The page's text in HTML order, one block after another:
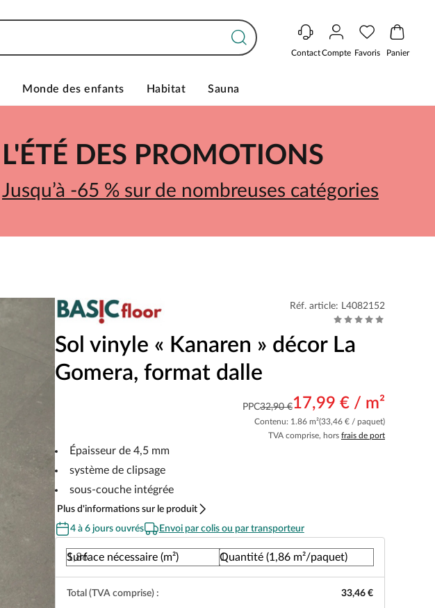
ContactCompte Favoris Panier
Monde des enfants Habitat Sauna
L'ÉTÉ DES PROMOTIONS
Jusqu’à -65 % sur de nombreuses catégories
Réf. article: L4082152
Sol vinyle « Kanaren » décor La
Gomera, format dalle
PPC32,90 €17,99 € / m²
Contenu: 1.86 m²(33,46 € / paquet)
TVA comprise, hors frais de port
Épaisseur de 4,5 mm
système de clipsage
sous-couche intégrée
Plus d'informations sur le produit
4 à 6 jours ouvrés
Envoi par colis ou par transporteur
Surface nécessaire (m²) Quantité (1,86 m²/paquet)
Total (TVA comprise) : 33,46 €